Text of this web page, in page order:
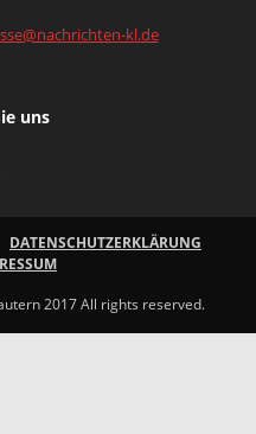
kl.de
uns
DATENSCHUTZERKLÄRUNG
2017 All rights reserved.